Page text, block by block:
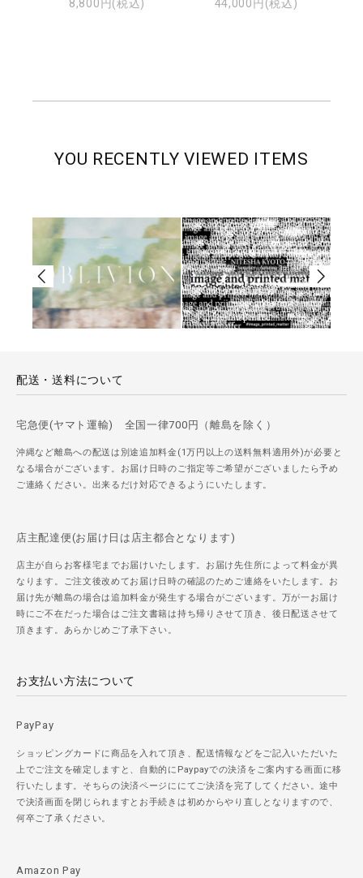
8,800円(税込) 44,000円(税込)
YOU RECENTLY VIEWED ITEMS
配送・送料について
宅急便(ヤマト運輸) 全国一律700円（離島を除く）
沖縄など離島への配送は別途追加料金(1万円以上の送料無料適用外)が必要と
なる場合がございます。お届け日時のご指定等ご希望がございましたら予め
ご連絡ください。出来るだけ対応できるようにいたします。
店主配達便(お届け日は店主都合となります)
店主が自らお客様宅までお届けいたします。お届け先住所によって料金が異
なります。ご注文後改めてお届け日時の確認のためご連絡をいたします。お
届け先が離島の場合は追加料金が発生する場合がございます。万が一お届け
時にご不在だった場合はご注文書籍は持ち帰りさせて頂き、後日配送させて
頂きます。あらかじめご了承下さい。
お支払い方法について
PayPay
ショッピングカードに商品を入れて頂き、配送情報などをご記入いただいた
上でご注文を確定しますと、自動的にPaypayでの決済をご案内する画面に移
行いたします。そちらの決済ページににてご決済を完了してください。途中
で決済画面を閉じられますとお手続きは初めからやり直しとなりますので、
何卒ご了承ください。
Amazon Pay